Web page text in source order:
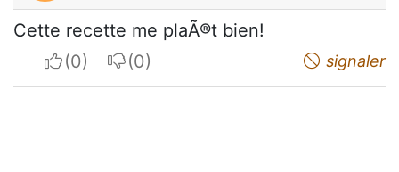
Cette recette me plaÃ®t bien!
I apreciateI do not appreciate signaler